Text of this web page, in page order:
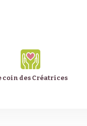
coin des Créatrices